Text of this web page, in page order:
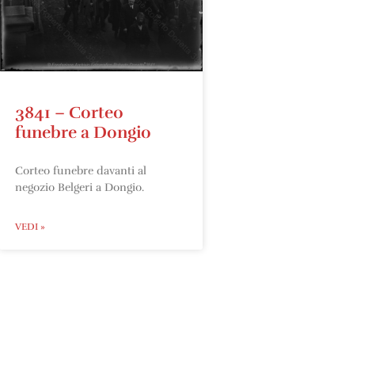
3841 – Corteo
funebre a Dongio
Corteo funebre davanti al
negozio Belgeri a Dongio.
VEDI »